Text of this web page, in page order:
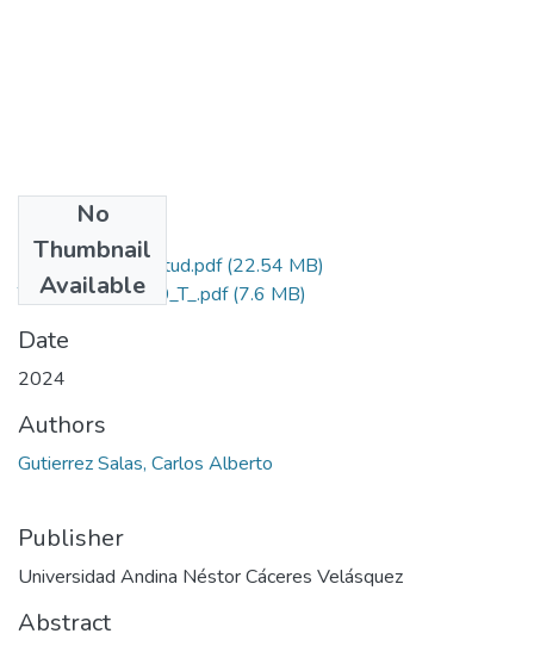
No
Thumbnail
Available
Grado de Similitud.pdf(22.54 MB)
T036_73237350_T_.pdf(7.6 MB)
Date
2024
Authors
Gutierrez Salas, Carlos Alberto
Publisher
Universidad Andina Néstor Cáceres Velásquez
Abstract